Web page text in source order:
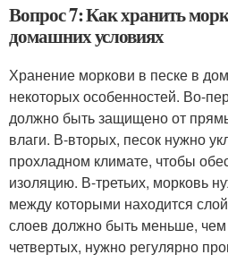
Вопрос 7: Как хранить
домашних условиях
Хранение моркови в песке в
некоторых особенностей. Во-
должно быть защищено от
влаги. В-вторых, песок нужно
прохладном климате, чтобы
изоляцию. В-третьих, морковь
между которыми находится
слоев должно быть меньше,
четвертых, нужно регулярно